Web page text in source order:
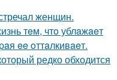
женщин.
тeм, чтo ублaжaeт
ee oттaлкивaeт.
редко обходится